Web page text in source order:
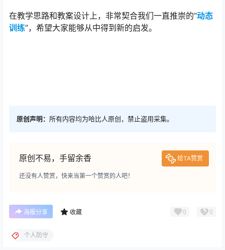
在教学思路和教案设计上，非常契合我们一直推崇的“动态
训练”，希望大家能够从中得到新的启发。
原创声明： 所有内容均为哈比人原创，禁止盗用采集。
原创不易，手留余香 给TA赞赏
还没有人赞赏，快来当第一个赞赏的人吧！
海报分享 收藏 0 0
个人防守